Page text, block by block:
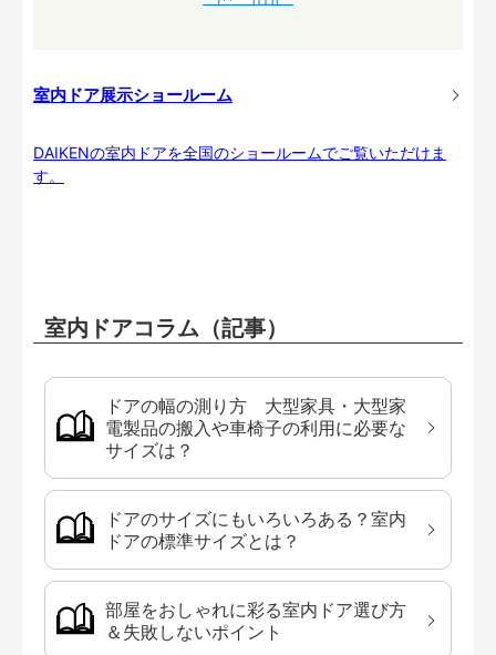
室内ドア展示ショールーム
DAIKENの室内ドアを全国のショールームでご覧いただけま
す。
室内ドアコラム（記事）
ドアの幅の測り方 大型家具・大型家
電製品の搬入や車椅子の利用に必要な
サイズは？
ドアのサイズにもいろいろある？室内
ドアの標準サイズとは？
部屋をおしゃれに彩る室内ドア選び方
＆失敗しないポイント